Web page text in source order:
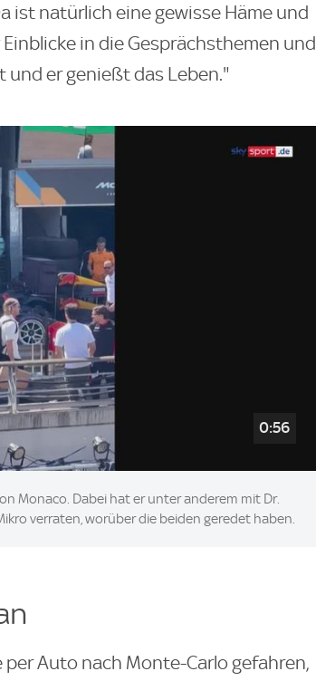
ist natürlich eine gewisse Häme und
Einblicke in die Gesprächsthemen und
und er genießt das Leben."
0:56
Monaco. Dabei hat er unter anderem mit Dr.
verraten, worüber die beiden geredet haben.
Auto nach Monte-Carlo gefahren,